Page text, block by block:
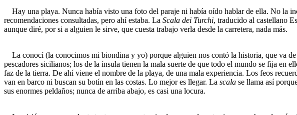
Hay una playa. Nunca había visto una foto del paraje ni había oído hablar de ella. No la
recomendaciones consultadas, pero ahí estaba. La Scala dei Turchi, traducido al castellano
aunque diré, por si a alguien le sirve, que cuesta trabajo verla desde la carretera, nada más.
La conocí (la conocimos mi biondina y yo) porque alguien nos contó la historia, que va
pescadores sicilianos; los de la ínsula tienen la mala suerte de que todo el mundo se fija en
faz de la tierra. De ahí viene el nombre de la playa, de una mala experiencia. Los feos
van en barco ni buscan su botín en las costas. Lo mejor es llegar. La scala se llama así
sus enormes peldaños; nunca de arriba abajo, es casi una locura.